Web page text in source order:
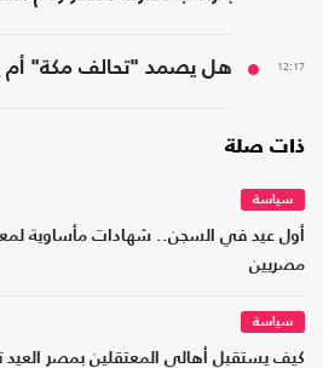
12:17 هل يصمد "تحالف مكة" أم
ذات صلة
سياسة
أول عيد في السجن.. شهادات مأساوية
مصريين
سياسة
كيف يستقبل أهالي المعتقلين بمصر العيد